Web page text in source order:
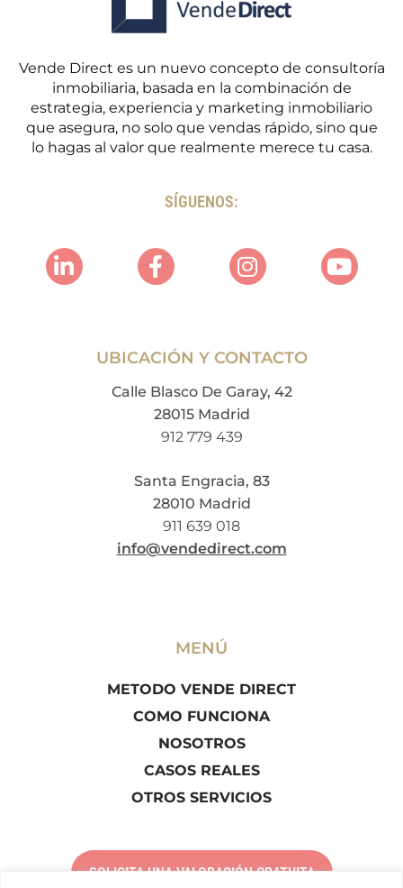
Vende Direct es un nuevo concepto de consultoría
inmobiliaria, basada en la combinación de
estrategia, experiencia y marketing inmobiliario
que asegura, no solo que vendas rápido, sino que
lo hagas al valor que realmente merece tu casa.
SÍGUENOS:
UBICACIÓN Y CONTACTO
Calle Blasco De Garay, 42
28015 Madrid
912 779 439
Santa Engracia, 83
28010 Madrid
911 639 018
info@vendedirect.com
MENÚ
METODO VENDE DIRECT
COMO FUNCIONA
NOSOTROS
CASOS REALES
OTROS SERVICIOS
SOLICITA UNA VALORACIÓN GRATUITA